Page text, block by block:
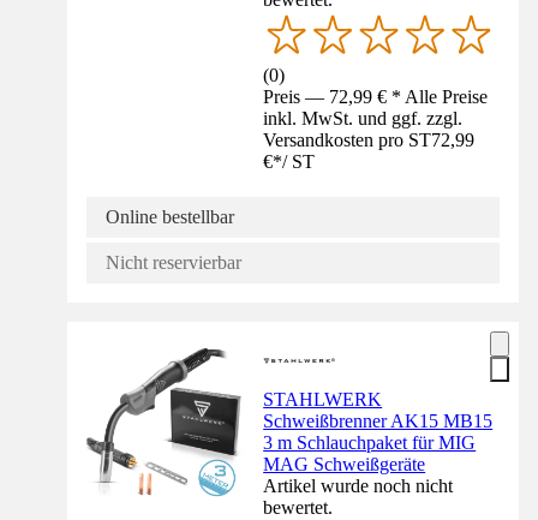
(0)
Preis — 72,99 € * Alle Preise
inkl. MwSt. und ggf. zzgl.
Versandkosten pro ST72,99
€*/ ST
Online bestellbar
Nicht reservierbar
STAHLWERK
Schweißbrenner AK15 MB15
3 m Schlauchpaket für MIG
MAG Schweißgeräte
Artikel wurde noch nicht
bewertet.